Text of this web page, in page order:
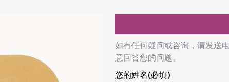
如有任何疑问或咨询，请发送
意回答您的问题。
您的姓名(必填)